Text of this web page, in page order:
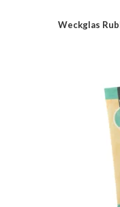
Weckglas